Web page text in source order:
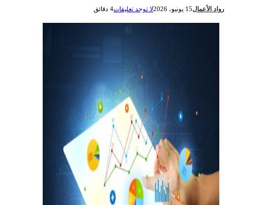
رواد الأعمال15 يونيو، 2026 لا توجد تعليقات4 دقائق